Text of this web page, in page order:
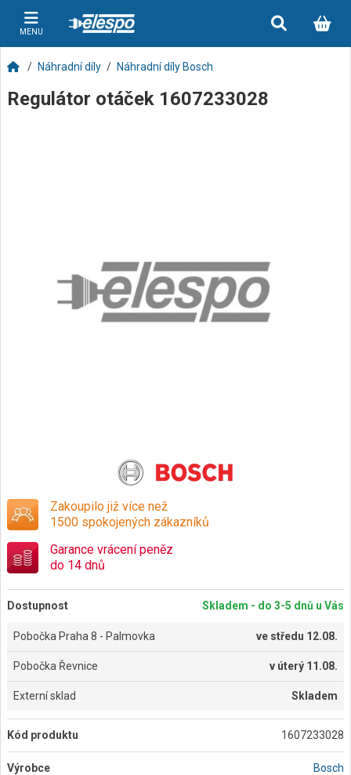
MENU
Náhradní díly Náhradní díly Bosch
Regulátor otáček 1607233028
Zakoupilo již více než
1500 spokojených zákazníků
Garance vrácení peněz
do 14 dnů
Dostupnost Skladem - do 3-5 dnů u Vás
Pobočka Praha 8 - Palmovka ve středu 12.08.
Pobočka Řevnice v úterý 11.08.
Externí sklad Skladem
Kód produktu 1607233028
Výrobce Bosch